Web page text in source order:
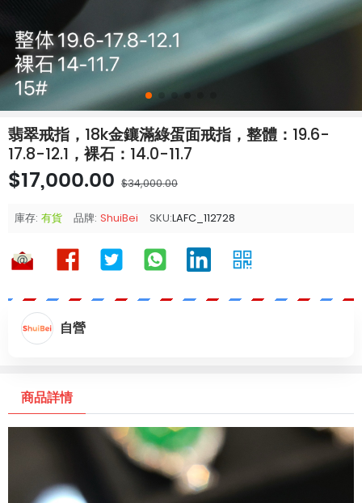
翡翠戒指，18k金鑲滿綠蛋面戒指，整體：19.6-
17.8-12.1，裸石：14.0-11.7
$17,000.00 $34,000.00
庫存: 有貨 品牌: ShuiBei SKU:LAFC_112728
自營
商品詳情